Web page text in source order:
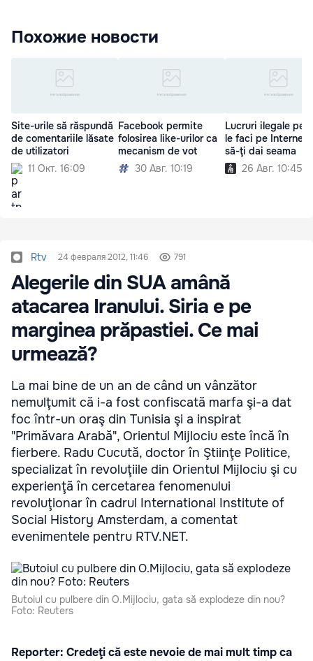
Похожие новости
Site-urile să răspundă
de comentariile lăsate
de utilizatori
11 Окт. 16:09
Facebook permite
folosirea like-urilor ca
mecanism de vot
30 Авг. 10:19
Lucruri ilegale pe
le faci pe Internet
să-ţi dai seama
26 Авг. 10:45
Rtv 24 февраля 2012, 11:46 791
Alegerile din SUA amână
atacarea Iranului. Siria e pe
marginea prăpastiei. Ce mai
urmează?
La mai bine de un an de când un vânzător
nemulţumit că i-a fost confiscată marfa şi-a dat
foc într-un oraş din Tunisia şi a inspirat
"Primăvara Arabă", Orientul Mijlociu este încă în
fierbere. Radu Cucută, doctor în Ştiinţe Politice,
specializat în revoluţiile din Orientul Mijlociu şi cu
experienţă în cercetarea fenomenului
revoluţionar în cadrul International Institute of
Social History Amsterdam, a comentat
evenimentele pentru RTV.NET.
Butoiul cu pulbere din O.Mijlociu, gata să explodeze din nou?
Foto: Reuters
Reporter: Credeţi că este nevoie de mai mult timp ca